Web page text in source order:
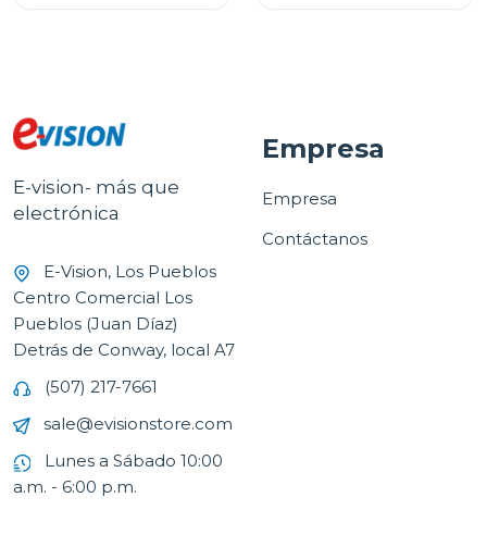
E-vision- más que
electrónica
E-Vision, Los Pueblos
Centro Comercial Los
Pueblos (Juan Díaz)
Detrás de Conway, local A7
(507) 217-7661
sale@evisionstore.com
Lunes a Sábado 10:00
a.m. - 6:00 p.m.
Empresa
Empresa
Contáctanos